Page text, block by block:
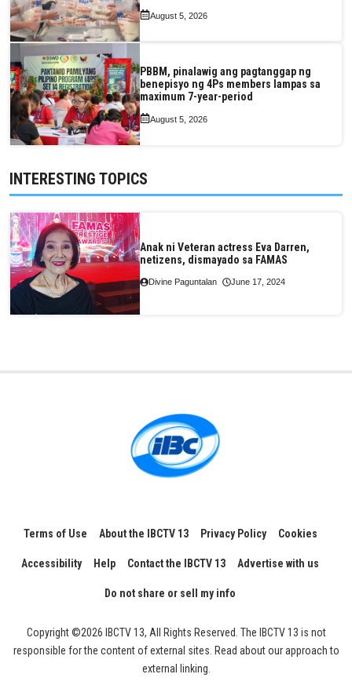
August 5, 2026
PBBM, pinalawig ang pagtanggap ng
benepisyo ng 4Ps members lampas sa
maximum 7-year-period
August 5, 2026
INTERESTING TOPICS
Anak ni Veteran actress Eva Darren,
netizens, dismayado sa FAMAS
Divine Paguntalan June 17, 2024
Terms of Use About the IBCTV 13 Privacy Policy Cookies
Accessibility Help Contact the IBCTV 13 Advertise with us
Do not share or sell my info
Copyright ©2026 IBCTV 13, All Rights Reserved. The IBCTV 13 is not
responsible for the content of external sites. Read about our approach to
external linking.